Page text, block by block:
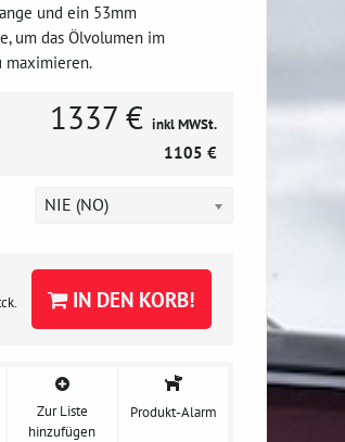
und ein 53mm
um das Ölvolumen im
maximieren.
1337 € inkl MWSt.
1105 €
NIE (NO)
IN DEN KORB!
Zur Liste
hinzufügen
Produkt-Alarm